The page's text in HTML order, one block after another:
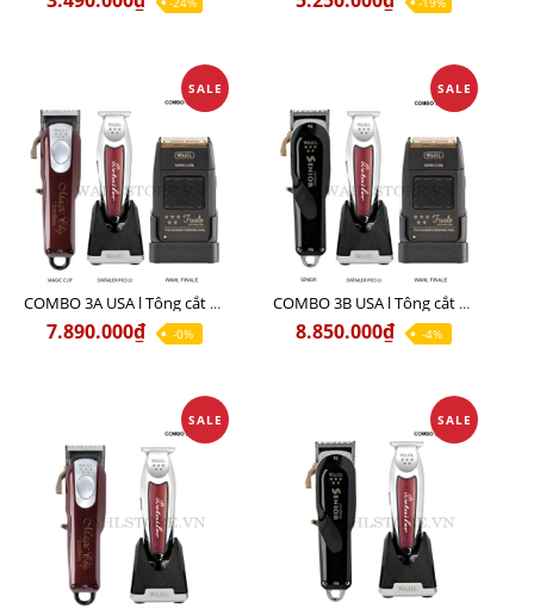
SALE
COMBO 3A USA l Tông cắt MAGIC + Tông viền DETAILER PRO LI + Cạo khô FINALE
7.890.000₫ -0%
SALE
COMBO 3B USA l Tông cắt SENIOR + Tông viền DETAILER PRO LI + Cạo khô FINALE
8.850.000₫ -4%
SALE SALE